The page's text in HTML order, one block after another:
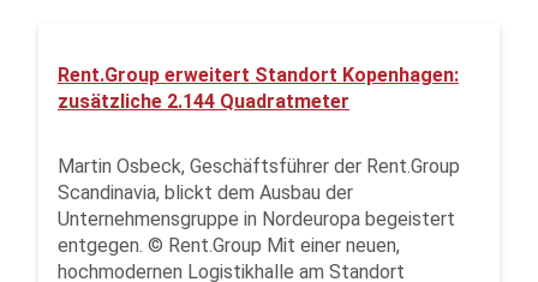
Rent.Group erweitert Standort Kopenhagen:
zusätzliche 2.144 Quadratmeter
Martin Osbeck, Geschäftsführer der Rent.Group
Scandinavia, blickt dem Ausbau der
Unternehmensgruppe in Nordeuropa begeistert
entgegen. © Rent.Group Mit einer neuen,
hochmodernen Logistikhalle am Standort